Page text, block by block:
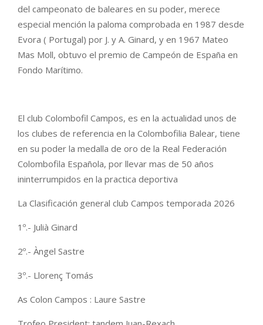
del campeonato de baleares en su poder, merece
especial mención la paloma comprobada en 1987 desde
Evora ( Portugal) por J. y A. Ginard, y en 1967 Mateo
Mas Moll, obtuvo el premio de Campeón de España en
Fondo Marítimo.
El club Colombofil Campos, es en la actualidad unos de
los clubes de referencia en la Colombofilia Balear, tiene
en su poder la medalla de oro de la Real Federación
Colombofila Española, por llevar mas de 50 años
ininterrumpidos en la practica deportiva
La Clasificación general club Campos temporada 2026
1º.- Julià Ginard
2º.- Àngel Sastre
3º.- Llorenç Tomás
As Colon Campos : Laure Sastre